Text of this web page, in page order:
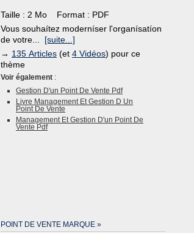
Taille : 2 Mo Format : PDF
Vous souhaítez moderníser l'organísatíon
de votre... [suite...]
→ 135 Articles (et 4 Vidéos) pour ce
thème
Voir également :
Gestion D'un Point De Vente Pdf
Livre Management Et Gestion D Un
Point De Vente
Management Et Gestion D'un Point De
Vente Pdf
POINT DE VENTE MARQUE »